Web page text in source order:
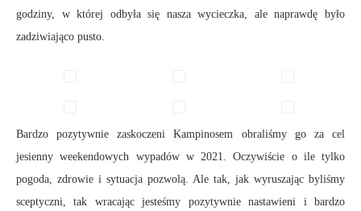
godziny, w której odbyła się nasza wycieczka, ale naprawdę było
zadziwiająco pusto.
Bardzo pozytywnie zaskoczeni Kampinosem obraliśmy go za cel
jesienny weekendowych wypadów w 2021. Oczywiście o ile tylko
pogoda, zdrowie i sytuacja pozwolą. Ale tak, jak wyruszając byliśmy
sceptyczni, tak wracając jesteśmy pozytywnie nastawieni i bardzo